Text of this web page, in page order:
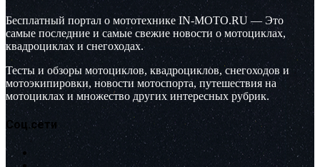
Бесплатный портал о мототехнике IN-MOTO.RU — Это
самые последние и самые свежие новости о мотоциклах,
квадроциклах и снегоходах.
Тесты и обзоры мотоциклов, квадроциклов, снегоходов и
мотоэкипировки, новости мотоспорта, путешествия на
мотоциклах и множество других интересных рубрик.
Соц.сети